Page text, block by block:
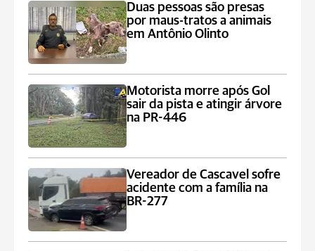
Duas pessoas são presas
por maus-tratos a animais
em Antônio Olinto
Motorista morre após Gol
sair da pista e atingir árvore
na PR-446
Vereador de Cascavel sofre
acidente com a família na
BR-277